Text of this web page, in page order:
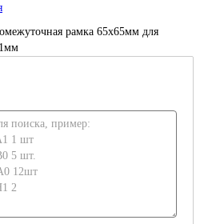
рамка 65х65мм для